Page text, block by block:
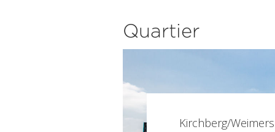
Quartier
Kirchberg/